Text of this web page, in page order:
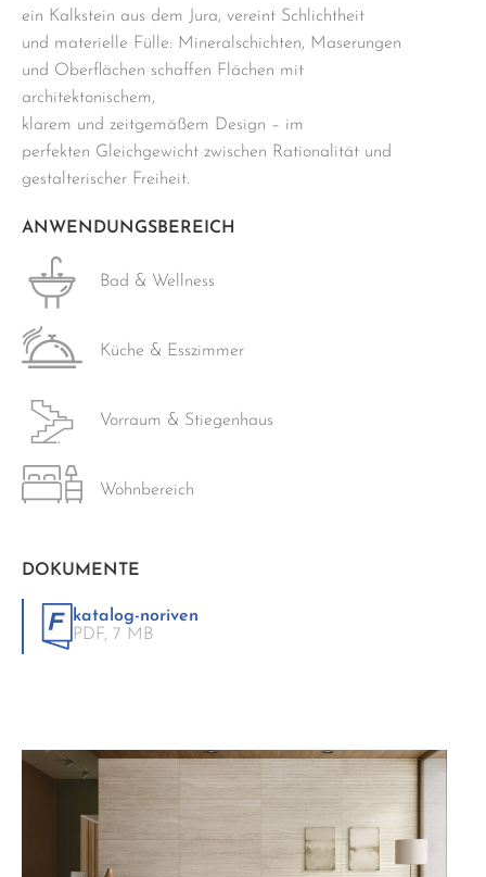
ein Kalkstein aus dem Jura, vereint Schlichtheit
und materielle Fülle: Mineralschichten, Maserungen
und Oberflächen schaffen Flächen mit
architektonischem,
klarem und zeitgemäßem Design – im
perfekten Gleichgewicht zwischen Rationalität und
gestalterischer Freiheit.
ANWENDUNGSBEREICH
Bad & Wellness
Küche & Esszimmer
Vorraum & Stiegenhaus
Wohnbereich
DOKUMENTE
katalog-noriven
PDF, 7 MB